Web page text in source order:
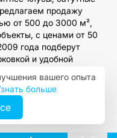
продажу
от 500 до 3000 м²,
с ценами от 50
года подберут
и удобной
напрямую с
получения
варианта под ваш
вашего опыта
больше